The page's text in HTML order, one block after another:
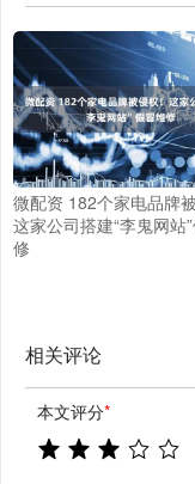
微配资 182个家电品牌
这家公司搭建“李鬼网站
修
相关评论
本文评分*